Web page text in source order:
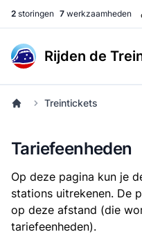
2 storingen 7 werkzaamheden
Rijden de
Treintickets
Tariefeenheden
Op deze pagina kun je
stations uitrekenen. De
op deze afstand (die
tariefeenheden).